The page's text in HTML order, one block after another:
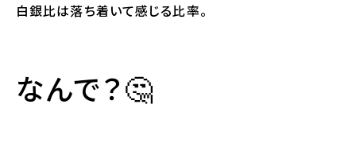
白銀比は落ち着いて感じる比率。
なんで？🤔